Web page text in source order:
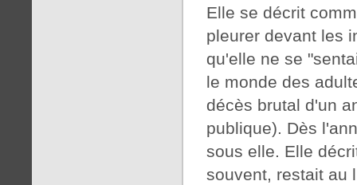
Elle se décrit
pleurer devant les
qu'elle ne se
le monde des
décès brutal d'un
publique). Dès
sous elle. Elle
souvent, restait au